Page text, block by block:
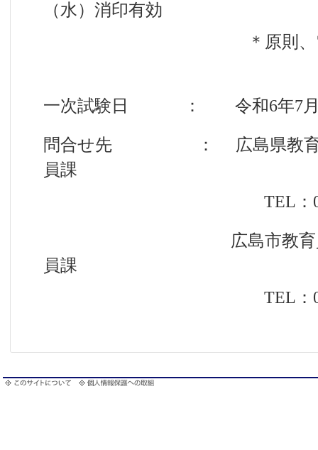
（水）消印有効
＊原則、電子申請
一次試験日 ： 令和6年7月
問合せ先 ： 広島県教育委
員課
TEL：082-
広島市教育員会事務
員課
TEL：082-